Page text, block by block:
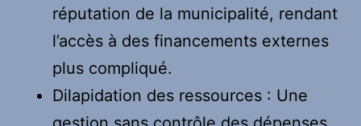
réputation de la municipalité, rendant
l’accès à des financements externes
plus compliqué.
Dilapidation des ressources : Une